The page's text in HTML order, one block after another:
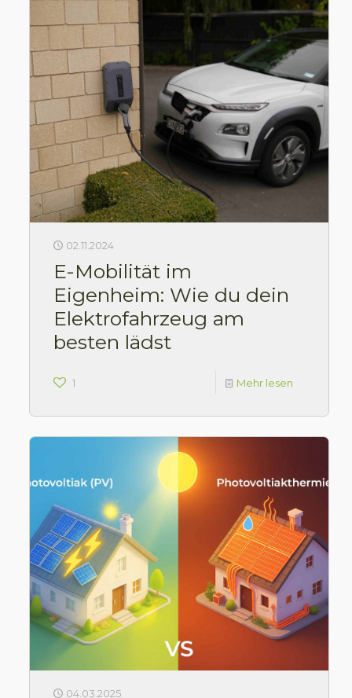
02.11.2024
E-Mobilität im
Eigenheim: Wie du dein
Elektrofahrzeug am
besten lädst
1 Mehr lesen
04.03.2025